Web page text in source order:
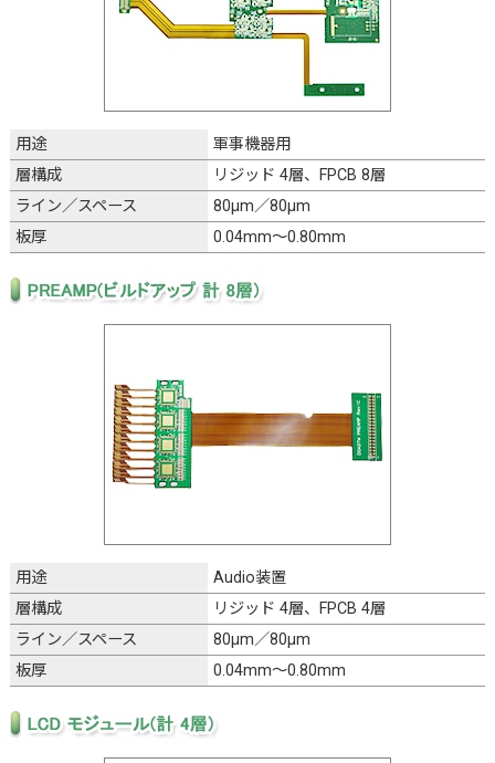
用途
軍事機器用
層構成
リジッド 4層、FPCB 8層
ライン／スペース
80μm／80μm
板厚
0.04mm～0.80mm
用途
Audio装置
層構成
リジッド 4層、FPCB 4層
ライン／スペース
80μm／80μm
板厚
0.04mm～0.80mm